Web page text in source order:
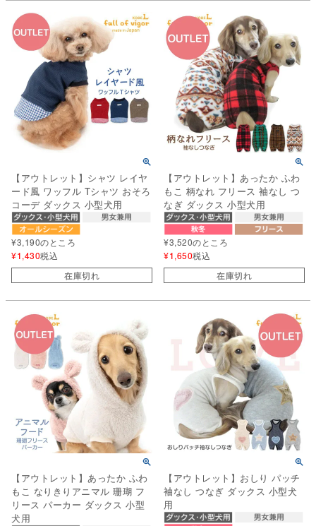
【アウトレット】シャツ レイヤ
ード風 ワッフル Tシャツ おそろ
コーデ ダックス 小型犬用
¥3,190のところ
¥1,430税込
在庫切れ
【アウトレット】あったか ふわ
もこ 柄なれ フリース 袖なし つ
なぎ ダックス 小型犬用
¥3,520のところ
¥1,650税込
在庫切れ
【アウトレット】あったか ふわ
もこ なりきりアニマル 珊瑚 フ
リース パーカー ダックス 小型
犬用
【アウトレット】おしり パッチ
袖なし つなぎ ダックス 小型犬
用